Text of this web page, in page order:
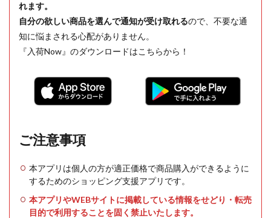
れます。
自分の欲しい商品を選んで通知が受け取れるので、不要な通
知に悩まされる心配がありません。
『入荷Now』のダウンロードはこちらから！
ご注意事項
本アプリは個人の方が適正価格で商品購入ができるように
するためのショッピング支援アプリです。
本アプリやWEBサイトに掲載している情報をせどり・転売
目的で利用することを固く禁止いたします。